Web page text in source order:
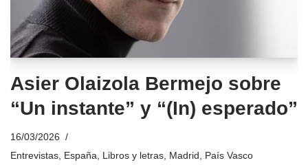
Asier Olaizola Bermejo sobre
“Un instante” y “(In) esperado”
16/03/2026
Entrevistas España Libros y letras Madrid País Vasco